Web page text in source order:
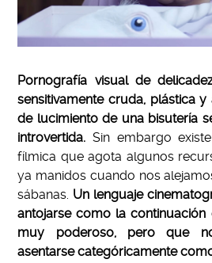
Pornografía visual de
sensitivamente cruda, plástica
de lucimiento de una bisutería
introvertida. Sin embargo
fílmica que agota algunos
ya manidos cuando nos
sábanas. Un lenguaje
antojarse como la continuación
muy poderoso, pero que
asentarse categóricamente